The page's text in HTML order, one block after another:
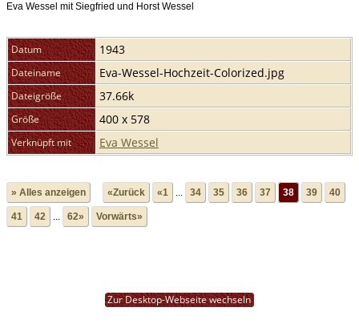
Eva Wessel mit Siegfried und Horst Wessel
Datum 1943
Dateiname Eva-Wessel-Hochzeit-Colorized.jpg
Dateigröße 37.66k
Größe 400 x 578
Verknüpft mit Eva Wessel
» Alles anzeigen «Zurück «1 ... 34 35 36 37 38 39 40
41 42 ... 62» Vorwärts»
Zur Desktop-Webseite wechseln